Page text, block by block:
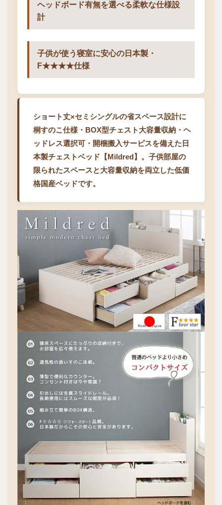
ヘッドボード有無を選べる柔軟な仕様設
計
子供が使う寝室に安心の日本製・
F★★★★仕様
ショート丈×セミシングルの省スペース設計に
桐すのこ仕様・BOX型チェスト大容量収納・ヘ
ッドレス選択可・開梱搬入サービスを備えた日
本製チェストベッド【Mildred】。子供部屋の
限られたスペースと大容量収納を両立した低価
格国産ベッドです。